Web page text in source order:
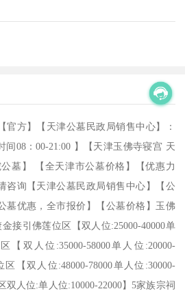
官方】【天津公墓民政局销售中心】：
08：00-21:00 】【天津玉佛寺寝宫 天
墓】 【全天津市公墓价格】【优惠力
咨询【天津公墓民政局销售中心】【公
墓优惠，全市报价】【公墓价格】玉佛
接引佛莲位区【双人位:25000-40000单
双人位:35000-58000单人位:20000-
【双人位:48000-78000单人位:30000-
双人位:单人位:10000-22000】5家族宗祠